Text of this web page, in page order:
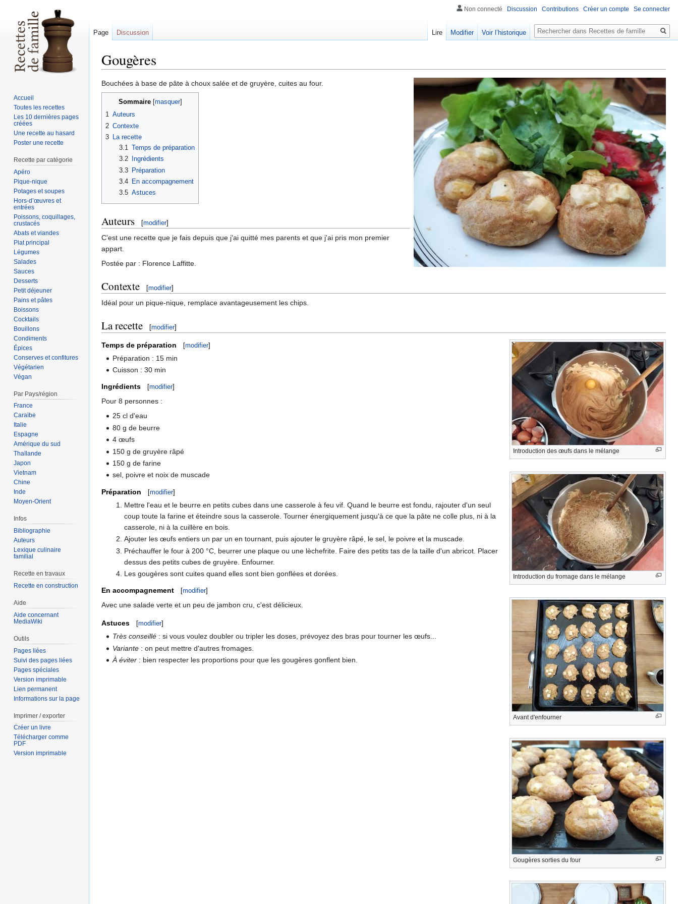
Gougères
Sauter
à
navigation
Sauter
à
recherche
Bouchées à base de pâte à choux salée et de gruyère, cuites au four.
Sommaire
1 Auteurs
2 Contexte
3 La recette
3.1 Temps de préparation
3.2
Ingrédients
3.3
Préparation
3.4
En accompagnement
3.5 Astuces
Auteurs [modifier]
C'est une recette que je fais depuis que j'ai quitté mes parents et que j'ai pris mon premier
appart.
Postée par : Florence Laffitte.
Contexte [modifier]
Idéal pour un pique-nique, remplace avantageusement les chips.
La recette [modifier]
Introduction des œufs dans le mélange
Introduction du fromage dans le mélange
Avant d'enfourner
Temps de préparation [modifier]
Préparation : 15 min
Cuisson : 30 min
Ingrédients [modifier]
Pour 8 personnes :
25 cl d'eau
80 g de beurre
4 œufs
150 g de gruyère râpé
150 g de farine
sel, poivre et noix de muscade
Préparation [modifier]
Mettre l'eau et le beurre en petits cubes dans une casserole à feu vif. Quand le beurre est fondu, rajouter d'un seul
coup toute la farine et éteindre sous la casserole. Tourner énergiquement jusqu'à ce que la pâte ne colle plus, ni à la
casserole, ni à la cuillère en bois.
Ajouter les œufs entiers un par un en tournant, puis ajouter le gruyère râpé, le sel, le poivre et la muscade.
Préchauffer le four à 200 °C, beurrer une plaque ou une lèchefrite. Faire des petits tas de la taille d'un abricot. Placer
dessus des petits cubes de gruyère. Enfourner.
Les gougères sont cuites quand elles sont bien gonflées et dorées.
Gougères sorties du four
En accompagnement [modifier]
Avec une salade verte et un peu de jambon cru, c'est délicieux.
Astuces [modifier]
Très conseillé : si vous voulez doubler ou tripler les doses, prévoyez des bras pour tourner les œufs...
Variante : on peut mettre d'autres fromages.
À éviter : bien respecter les proportions pour que les gougères gonflent bien.
Non connecté Discussion Contributions Créer un compte Se connecter
Page Discussion Lire Modifier Voir l’historique
Rechercher
Accueil
Toutes les recettes
Les 10 dernières pages
créées
Une recette au hasard
Poster une recette
Recette par catégorie
Apéro
Pique-nique
Potages et soupes
Hors-d’œuvres et
entrées
Poissons, coquillages,
crustacés
Abats et viandes
Plat principal
Légumes
Salades
Sauces
Desserts
Petit déjeuner
Pains et pâtes
Boissons
Cocktails
Bouillons
Condiments
Épices
Conserves et confitures
Végétarien
Végan
Par Pays/région
France
Caraïbe
Italie
Espagne
Amérique du sud
Thaïlande
Japon
Vietnam
Chine
Inde
Moyen-Orient
Infos
Bibliographie
Auteurs
Lexique culinaire
familial
Recette en travaux
Recette en construction
Aide
Aide concernant
MediaWiki
Outils
Pages liées
Suivi des pages liées
Pages spéciales
Version imprimable
Lien permanent
Informations sur la page
Imprimer / exporter
Créer un livre
Télécharger comme
PDF
Version imprimable